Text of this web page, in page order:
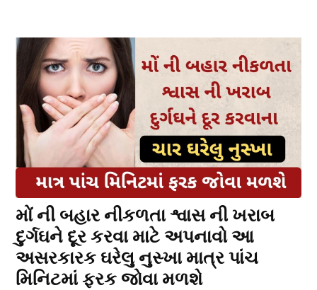
મોં ની બહાર નીકળતા શ્વાસ ની ખરાબ
દુર્ગઘને દૂર કરવા માટે અપનાવો આ
અસરકારક ઘરેલુ નુસ્ખા માત્ર પાંચ
મિનિટમાં ફરક જોવા મળશે